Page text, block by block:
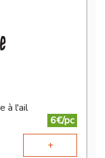
à l'ail
6€/pc
+